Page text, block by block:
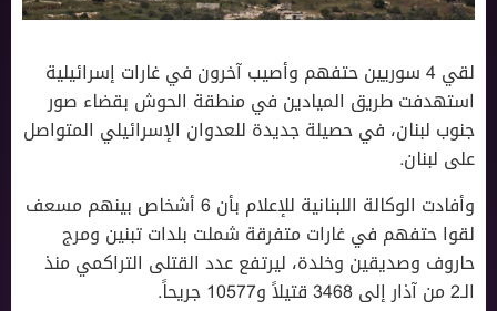
لقي 4 سوريين حتفهم وأصيب آخرون في غارات إسرائيلية
استهدفت طريق الميادين في منطقة الحوش بقضاء صور
جنوب لبنان، في حصيلة جديدة للعدوان الإسرائيلي المتواصل
على لبنان.
وأفادت الوكالة اللبنانية للإعلام بأن 6 أشخاص بينهم مسعف
لقوا حتفهم في غارات متفرقة شملت بلدات تبنين ومرج
حاروف وصديقين وخلدة، ليرتفع عدد القتلى التراكمي منذ
الـ2 من آذار إلى 3468 قتيلاً و10577 جريحاً.